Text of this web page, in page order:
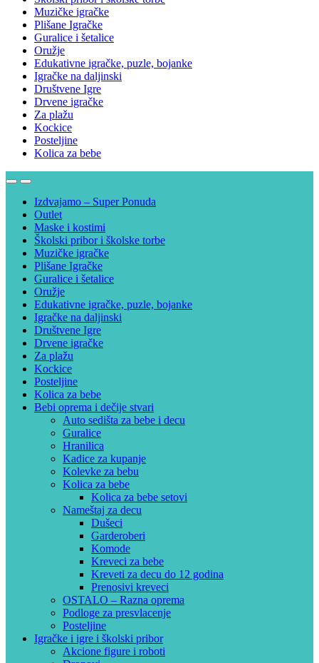
Muzičke igračke
Plišane Igračke
Guralice i šetalice
Oružje
Edukativne igračke, puzle, bojanke
Igračke na daljinski
Društvene Igre
Drvene igračke
Za plažu
Kockice
Posteljine
Kolica za bebe
Izdvajamo – Super Ponuda
Outlet
Maske i kostimi
Školski pribor i školske torbe
Muzičke igračke
Plišane Igračke
Guralice i šetalice
Oružje
Edukativne igračke, puzle, bojanke
Igračke na daljinski
Društvene Igre
Drvene igračke
Za plažu
Kockice
Posteljine
Kolica za bebe
Bebi oprema i dečije stvari
Auto sedišta za bebe i decu
Guralice
Hranilica
Kadice za kupanje
Kolevke za bebu
Kolica za bebe
Kolica za bebe setovi
Nameštaj za decu
Dušeci
Garderoberi
Komode
Kreveci za bebe
Kreveti za decu do 12 godina
Prenosivi kreveci
OSTALO – Razna oprema
Podloge za presvlacenje
Posteljine
Igračke i igre i školski pribor
Akcione figure i roboti